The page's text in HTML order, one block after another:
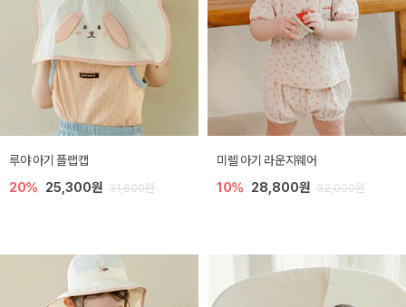
루야 아기 플랩캡
20% 25,300원 31,600원
미렐 아기 라운지웨어
10% 28,800원 32,000원